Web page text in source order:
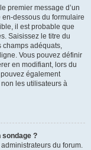
premier message d’un
dessous du formulaire
il est probable que
Saisissez le titre du
champs adéquats,
Vous pouvez définir
en modifiant, lors du
également
les utilisateurs à
sondage ?
du forum.